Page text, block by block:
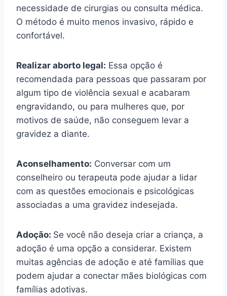
necessidade de cirurgias ou consulta médica.
O método é muito menos invasivo, rápido e
confortável.
Realizar aborto legal: Essa opção é
recomendada para pessoas que passaram por
algum tipo de violência sexual e acabaram
engravidando, ou para mulheres que, por
motivos de saúde, não conseguem levar a
gravidez a diante.
Aconselhamento: Conversar com um
conselheiro ou terapeuta pode ajudar a lidar
com as questões emocionais e psicológicas
associadas a uma gravidez indesejada.
Adoção: Se você não deseja criar a criança, a
adoção é uma opção a considerar. Existem
muitas agências de adoção e até famílias que
podem ajudar a conectar mães biológicas com
famílias adotivas.